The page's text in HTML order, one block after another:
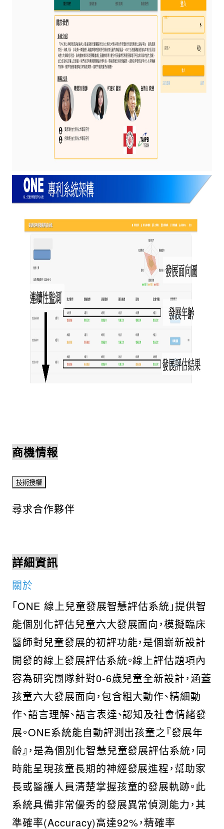
商機情報
尋求合作夥伴
詳細資訊
關於
「ONE 線上兒童發展智慧評估系統」提供智
能個別化評估兒童六大發展面向，模擬臨床
醫師對兒童發展的初評功能，是個嶄新設計
開發的線上發展評估系統。線上評估題項內
容為研究團隊針對0-6歲兒童全新設計，涵蓋
孩童六大發展面向，包含粗大動作、精細動
作、語言理解、語言表達、認知及社會情緒發
展。ONE系統能自動評測出孩童之『發展年
齡』，是為個別化智慧兒童發展評估系統，同
時能呈現孩童長期的神經發展進程，幫助家
長或醫護人員清楚掌握孩童的發展軌跡。此
系統具備非常優秀的發展異常偵測能力，其
準確率(Accuracy)高達92%，精確率